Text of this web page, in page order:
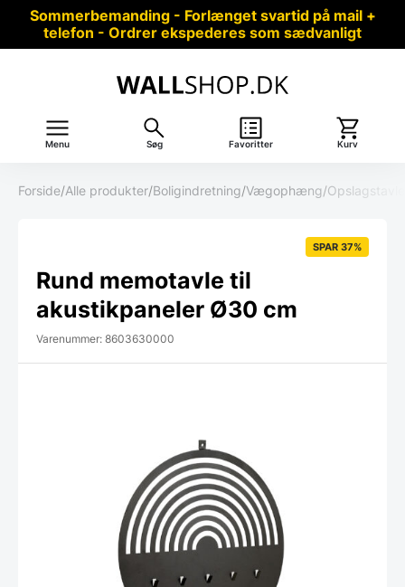
Sommerbemanding - Forlænget svartid på mail +
telefon - Ordrer ekspederes som sædvanligt
Menu Søg Favoritter Kurv
Forside/Alle produkter/Boligindretning/Vægophæng/
SPAR 37%
Rund memotavle til
akustikpaneler Ø30 cm
Varenummer: 8603630000